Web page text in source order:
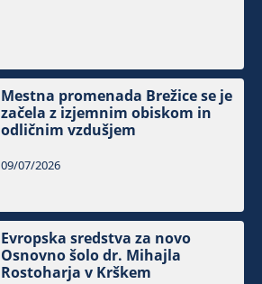
Mestna promenada Brežice se je
začela z izjemnim obiskom in
odličnim vzdušjem
09/07/2026
Evropska sredstva za novo
Osnovno šolo dr. Mihajla
Rostoharja v Krškem